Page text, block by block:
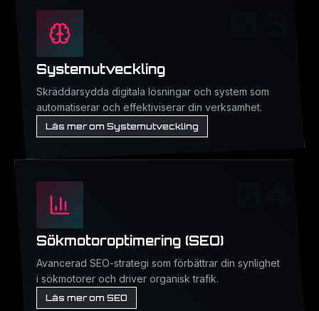
Systemutveckling
Skräddarsydda digitala lösningar och system som
automatiserar och effektiviserar din verksamhet.
Läs mer om Systemutveckling
Sökmotoroptimering (SEO)
Avancerad SEO-strategi som förbättrar din synlighet
i sökmotorer och driver organisk trafik.
Läs mer om SEO